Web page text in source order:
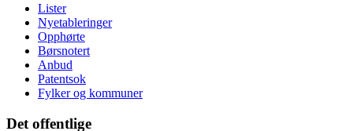
Lister
Nyetableringer
Opphørte
Børsnotert
Anbud
Patentsok
Fylker og kommuner
Det offentlige